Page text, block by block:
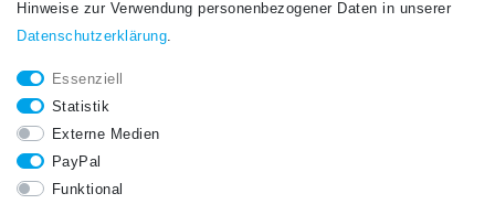
STAY CONNECTED.
Hinweise zur Verwendung personenbezogener Daten in unserer
Daten­schutz­erklärung.
Essenziell
Statistik
Externe Medien
PayPal
Funktional